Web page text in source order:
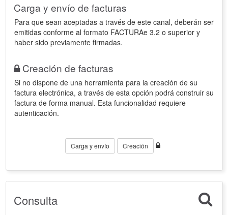
Carga y envío de facturas
Para que sean aceptadas a través de este canal, deberán ser
emitidas conforme al formato FACTURAe 3.2 o superior y
haber sido previamente firmadas.
Creación de facturas
Si no dispone de una herramienta para la creación de su
factura electrónica, a través de esta opción podrá construir su
factura de forma manual. Esta funcionalidad requiere
autenticación.
Carga y envío Creación
Consulta